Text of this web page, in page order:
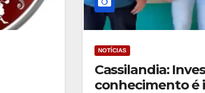
NOTÍCIAS
Cassilandia:
conhecimento é